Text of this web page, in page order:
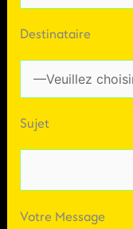
Destinataire
Sujet
Votre Message